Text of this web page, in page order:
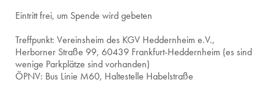
Eintritt frei, um Spende wird gebeten
Treffpunkt: Vereinsheim des KGV Heddernheim e.V.,
Herborner Straße 99, 60439 Frankfurt-Heddernheim (es sind
wenige Parkplätze sind vorhanden)
ÖPNV: Bus Linie M60, Haltestelle Habelstraße